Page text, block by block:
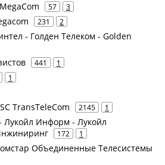
57 3
231 2
- Голден Телеком - Golden
441 1
1
TransTeleCom 2145 1
Лукойл Информ - Лукойл
172 1
Объединенные Телесистемы